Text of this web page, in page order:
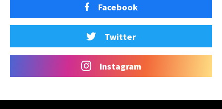
Facebook
Twitter
Instagram